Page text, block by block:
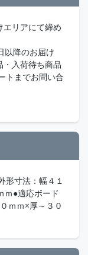
リアにて締め
降のお届け
入荷待ち商品
トまでお問い合
形寸法：幅４１
ｍ●適応ボード
ｍｍ×厚～３０